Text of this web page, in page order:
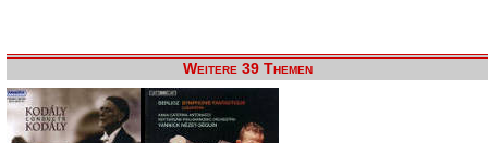
Weitere 39 Themen